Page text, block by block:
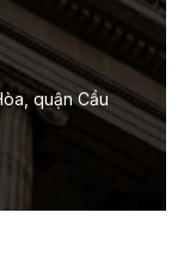
quận Cầu